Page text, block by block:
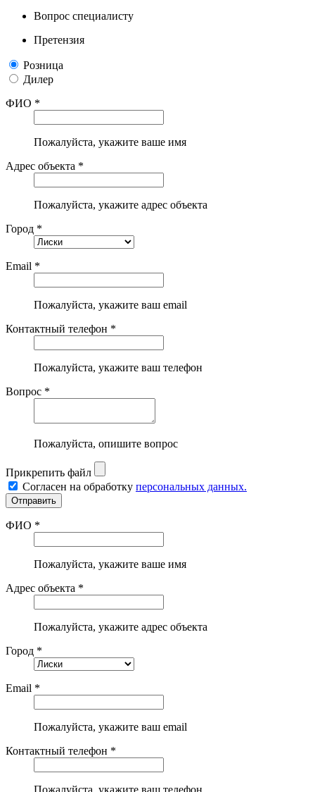
Вопрос специалисту
Претензия
Розница
Дилер
ФИО *
Пожалуйста, укажите ваше имя
Адрес объекта *
Пожалуйста, укажите адрес объекта
Город *
Email *
Пожалуйста, укажите ваш email
Контактный телефон *
Пожалуйста, укажите ваш телефон
Вопрос *
Пожалуйста, опишите вопрос
Прикрепить файл
Согласен на обработку персональных данных.
ФИО *
Пожалуйста, укажите ваше имя
Адрес объекта *
Пожалуйста, укажите адрес объекта
Город *
Email *
Пожалуйста, укажите ваш email
Контактный телефон *
Пожалуйста, укажите ваш телефон